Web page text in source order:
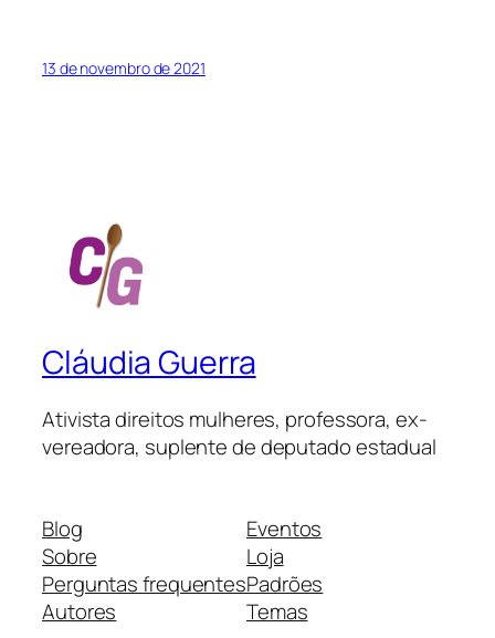
13 de novembro de 2021
Cláudia Guerra
Ativista direitos mulheres, professora, ex-
vereadora, suplente de deputado estadual
Blog
Sobre
Perguntas frequentes
Autores
Eventos
Loja
Padrões
Temas